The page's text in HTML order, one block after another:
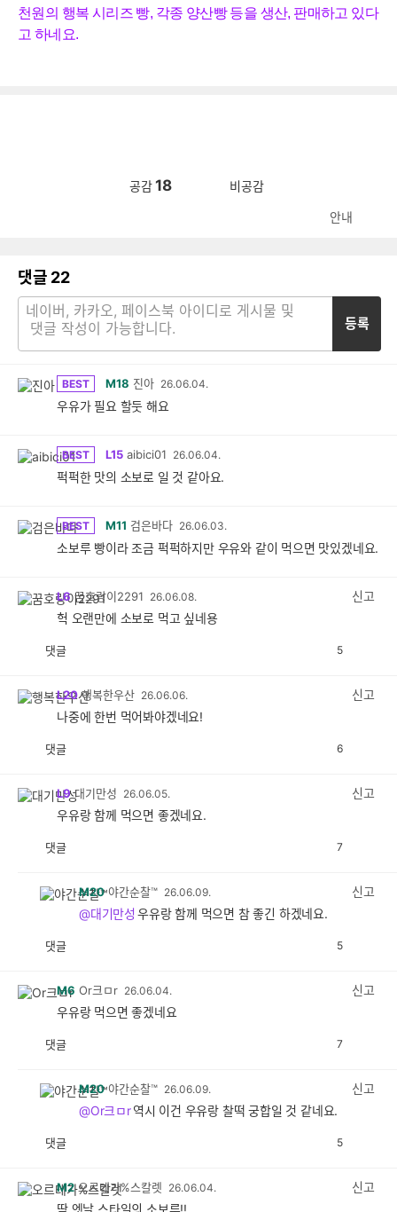
천원의 행복 시리즈 빵, 각종 양산빵 등을 생산, 판매하고 있다
고 하네 요.
공감18 비공감
안내
댓글 22
등록
BEST M18 진아 26.06.04.
우유가 필요 할둣 해요
BEST L15 aibici01 26.06.04.
퍽퍽한 맛의 소보로 일 것 같아요.
BEST M11 검은바다 26.06.03.
소보루 빵이라 조금 퍽퍽하지만 우유와 같이 먹으면 맛있겠네요.
L6 꿈호랑이2291 26.06.08.
신고
헉 오랜만에 소보로 먹고 싶네용
댓글 5
L20 행복한우산 26.06.06.
신고
나중에 한번 먹어봐야겠네요!
댓글 6
L9 대기만성 26.06.05.
신고
우유랑 함께 먹으면 좋겠네요.
댓글 7
M20 야간순찰™ 26.06.09.
신고
@대기만성 우유랑 함께 먹으면 참 좋긴 하겠네요.
댓글 5
M6 Or크ㅁr 26.06.04.
신고
우유랑 먹으면 좋겠네요
댓글 7
M20 야간순찰™ 26.06.09.
신고
@Or크ㅁr역시 이건 우유랑 찰떡 궁합일 것 같네요.
댓글 5
M2 오르테가%스칼렛 26.06.04.
신고
딱 엣날 스타일의 소보루!!